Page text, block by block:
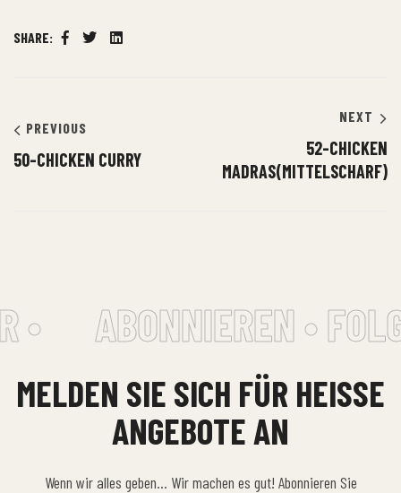
SHARE:
Facebook
TwitterLinkedin
PREVIOUS
50-CHICKEN CURRY
NEXT
52-CHICKEN
MADRAS(MITTELSCHARF)
• ABONNIEREN •
MELDEN SIE SICH FÜR HEISSE A
NGEBOTE AN
Wenn wir alles geben… Wir machen es gut! Abonnieren Sie